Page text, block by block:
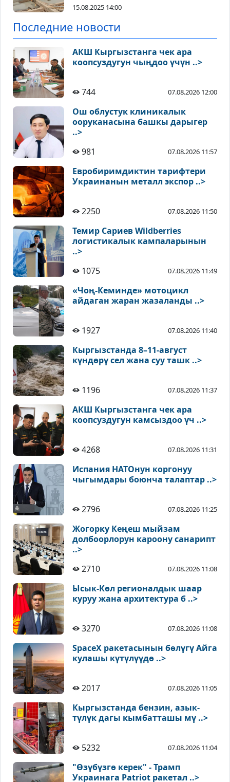
15.08.2025 14:00
Последние новости
АКШ Кыргызстанга чек ара
коопсуздугун чыңдоо үчүн ..>
744 07.08.2026 12:00
Ош облустук клиникалык
ооруканасына башкы дарыгер
..>
981
07.08.2026 11:57
Евробиримдиктин тарифтери
Украинанын металл экспор ..>
2250 07.08.2026 11:50
Темир Сариев Wildberries
логистикалык кампаларынын
..>
1075
07.08.2026 11:49
«Чоң-Кеминде» мотоцикл
айдаган жаран жазаланды ..>
1927 07.08.2026 11:40
Кыргызстанда 8–11-август
күндөрү сел жана суу ташк ..>
1196 07.08.2026 11:37
АКШ Кыргызстанга чек ара
коопсуздугун камсыздоо үч ..>
4268 07.08.2026 11:31
Испания НАТОнун коргонуу
чыгымдары боюнча талаптар ..>
2796 07.08.2026 11:25
Жогорку Кеңеш мыйзам
долбоорлорун кароону санарипт
..>
2710
07.08.2026 11:08
Ысык-Көл регионалдык шаар
куруу жана архитектура б ..>
3270 07.08.2026 11:08
SpaceX ракетасынын бөлүгү Айга
кулашы күтүлүүдө ..>
2017 07.08.2026 11:05
Кыргызстанда бензин, азык-
түлүк дагы кымбатташы мү ..>
5232 07.08.2026 11:04
"Өзүбүзгө керек" - Трамп
Украинага Patriot ракетал ..>